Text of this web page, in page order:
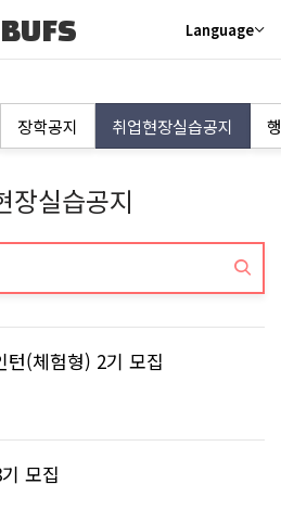
BUFS Language
장학공지 취업현장실습공지
장실습공지
턴(체험형) 2기 모집
모집